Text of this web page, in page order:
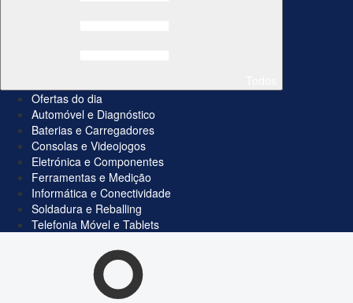
Ofertas do dia
Automóvel e Diagnóstico
Baterias e Carregadores
Consolas e Videojogos
Eletrónica e Componentes
Ferramentas e Medição
Informática e Conectividade
Soldadura e Reballing
Telefonia Móvel e Tablets